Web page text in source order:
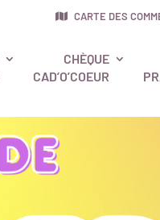
CARTE DES
CHÈQUE
CAD’O’COEUR